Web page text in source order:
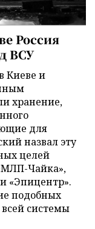
Россия
ВСУ
Киеве и
хранение,
для
назвал эту
целей
Чайка»,
«Эпицентр».
подобных
всей системы